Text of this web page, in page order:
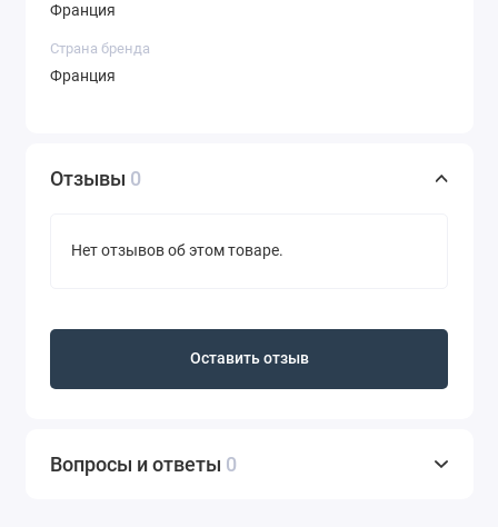
Франция
Страна бренда
Франция
Отзывы 0
Нет отзывов об этом товаре.
Оставить отзыв
Вопросы и ответы 0